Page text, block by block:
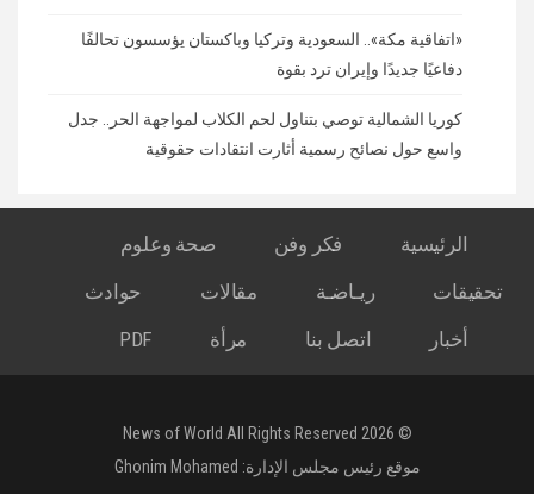
«اتفاقية مكة».. السعودية وتركيا وباكستان يؤسسون تحالفًا
دفاعيًا جديدًا وإيران ترد بقوة
كوريا الشمالية توصي بتناول لحم الكلاب لمواجهة الحر.. جدل
واسع حول نصائح رسمية أثارت انتقادات حقوقية
الرئيسية فكر وفن
صحة وعلوم
تحقيقات
ريـاضـة مقالات
حوادث
أخبار
اتصل بنا مرأة PDF
© 2026 News of World All Rights Reserved
موقع رئيس مجلس الإدارة: Ghonim Mohamed